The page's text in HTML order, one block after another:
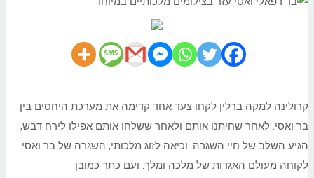
קרולינה למקה ברלין לקחו צעד אחד קדימה את מערכת היחסים בין
בר ואסי. לאחר שחיתנו אותם ולאחר ששלחו אותם אפילו לירח דבש,
הגיע השלב של חיי השגרה. וכיאה לזוג מלכותי, השגרה של בר ואסי
לקוחה מעולם האגדות של מלכה ומלך. ועם כתר כמובן.